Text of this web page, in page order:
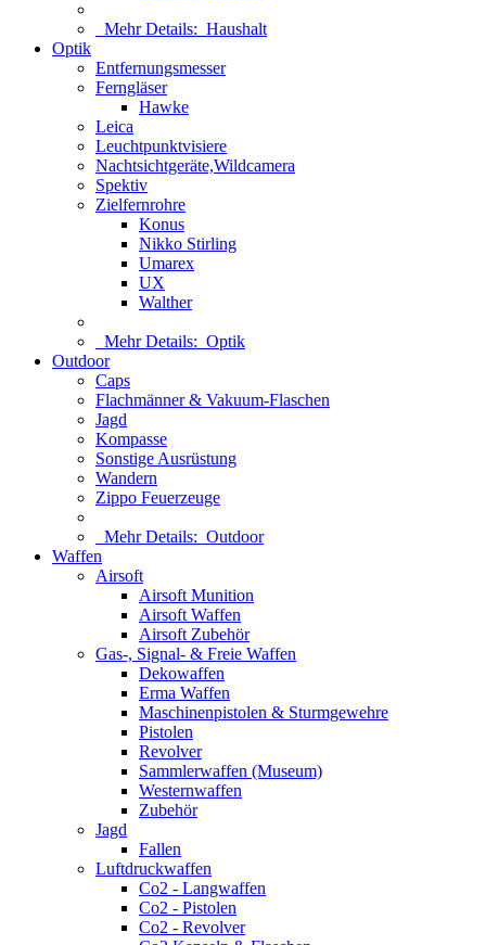
Mehr Details: Haushalt
Optik
Entfernungsmesser
Ferngläser
Hawke
Leica
Leuchtpunktvisiere
Nachtsichtgeräte,Wildcamera
Spektiv
Zielfernrohre
Konus
Nikko Stirling
Umarex
UX
Walther
Mehr Details: Optik
Outdoor
Caps
Flachmänner & Vakuum-Flaschen
Jagd
Kompasse
Sonstige Ausrüstung
Wandern
Zippo Feuerzeuge
Mehr Details: Outdoor
Waffen
Airsoft
Airsoft Munition
Airsoft Waffen
Airsoft Zubehör
Gas-, Signal- & Freie Waffen
Dekowaffen
Erma Waffen
Maschinenpistolen & Sturmgewehre
Pistolen
Revolver
Sammlerwaffen (Museum)
Westernwaffen
Zubehör
Jagd
Fallen
Luftdruckwaffen
Co2 - Langwaffen
Co2 - Pistolen
Co2 - Revolver